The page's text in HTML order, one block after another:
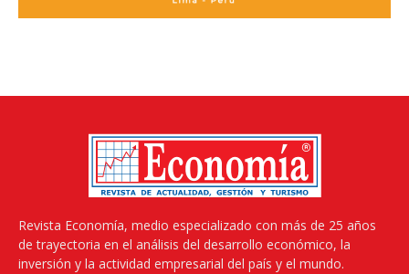
Revista Economía, medio especializado con más de 25 años
de trayectoria en el análisis del desarrollo económico, la
inversión y la actividad empresarial del país y el mundo.